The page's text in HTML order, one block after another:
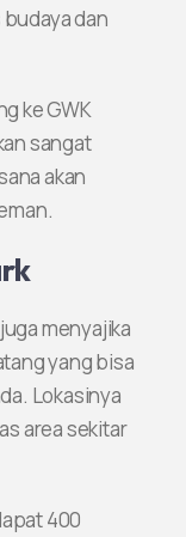
dan
ke GWK
sangat
akan
menyajika
yang bisa
Lokasinya
area sekitar
400